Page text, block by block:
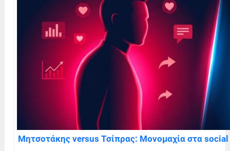
Μητσοτάκης versus Τσίπρας: Μονομαχία στα social